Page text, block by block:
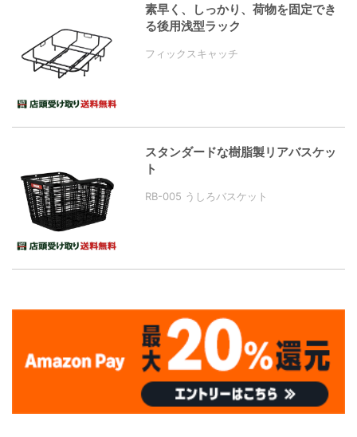
素早く、しっかり、荷物を固定でき
る後用浅型ラック
フィックスキャッチ
スタンダードな樹脂製リアバスケッ
ト
RB-005 うしろバスケット